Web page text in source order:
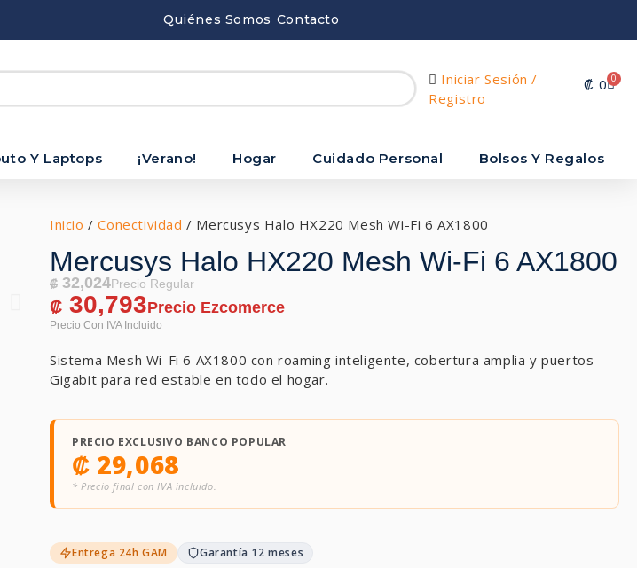
Quiénes Somos Contacto
Iniciar Sesión /
Registro
₡ 0 0
Y Laptops ¡Verano! Hogar Cuidado Personal Bolsos Y Regalos
Inicio /Conectividad / Mercusys Halo HX220 Mesh Wi-Fi 6 AX1800
Mercusys Halo HX220 Mesh Wi-Fi 6 AX1800
₡32,024
₡ 30,793
Sistema Mesh Wi-Fi 6 AX1800 con roaming inteligente, cobertura amplia y puertos
Gigabit para red estable en todo el hogar.
PRECIO EXCLUSIVO BANCO POPULAR
₡ 29,068
* Precio final con IVA incluido.
Entrega 24h GAM Garantía 12 meses